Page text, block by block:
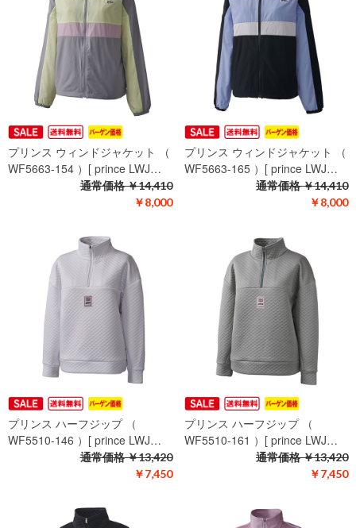
プリンス ウィンドジャケット （
WF5663-154 ）[ prince LWJ…
￥8,000
通常価格￥14,410
プリンス ウィンドジャケット （
WF5663-165 ）[ prince LWJ…
￥8,000
通常価格￥14,410
プリンス ハーフジップ （
WF5510-146 ）[ prince LWJ…
￥7,450
通常価格￥13,420
プリンス ハーフジップ （
WF5510-161 ）[ prince LWJ…
￥7,450
通常価格￥13,420